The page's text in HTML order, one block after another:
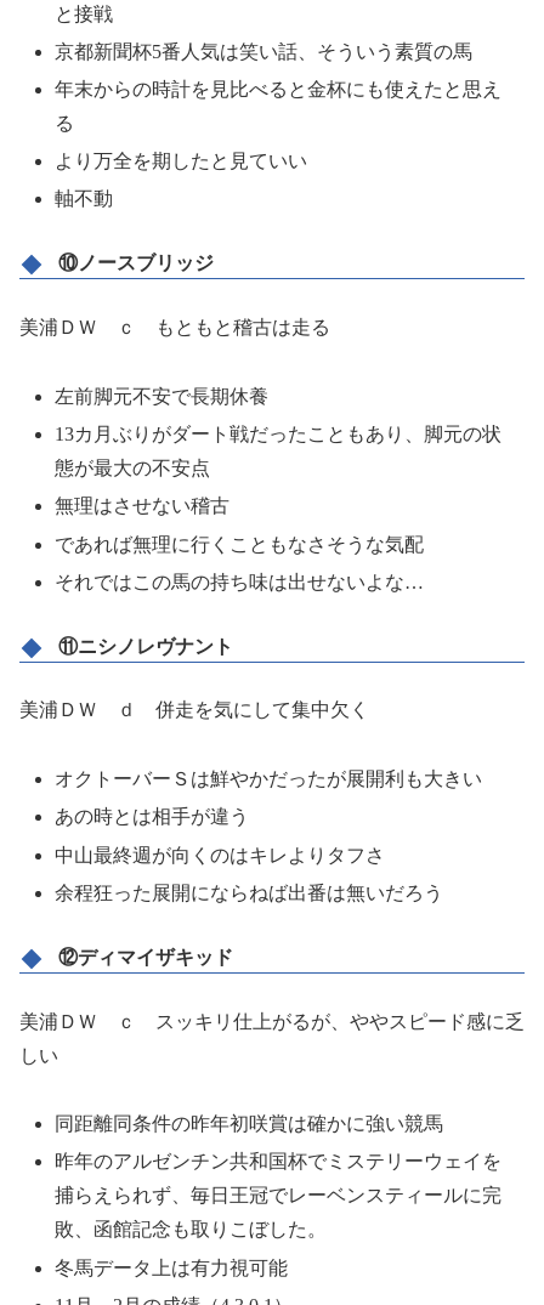
と接戦
京都新聞杯5番人気は笑い話、そういう素質の馬
年末からの時計を見比べると金杯にも使えたと思え
る
より万全を期したと見ていい
軸不動
⑩ノースブリッジ
美浦ＤＷ ｃ もともと稽古は走る
左前脚元不安で長期休養
13カ月ぶりがダート戦だったこともあり、脚元の状
態が最大の不安点
無理はさせない稽古
であれば無理に行くこともなさそうな気配
それではこの馬の持ち味は出せないよな…
⑪ニシノレヴナント
美浦ＤＷ ｄ 併走を気にして集中欠く
オクトーバーＳは鮮やかだったが展開利も大きい
あの時とは相手が違う
中山最終週が向くのはキレよりタフさ
余程狂った展開にならねば出番は無いだろう
⑫ディマイザキッド
美浦ＤＷ ｃ スッキリ仕上がるが、ややスピード感に乏
しい
同距離同条件の昨年初咲賞は確かに強い競馬
昨年のアルゼンチン共和国杯でミステリーウェイを
捕らえられず、毎日王冠でレーベンスティールに完
敗、函館記念も取りこぼした。
冬馬データ上は有力視可能